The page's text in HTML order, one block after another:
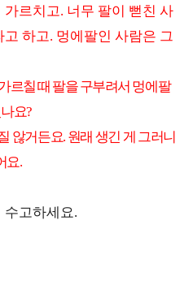
가르치고. 너무 팔이 뻗친 사
고 하고. 멍에팔인 사람은 그
르칠 때 팔을 구부려서 멍에팔
요?
않거든요. 원래 생긴 게 그러니
요.
수고하세요.